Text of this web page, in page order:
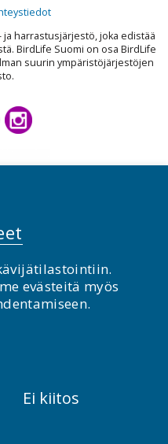
harrastusjärjestö, joka edistää
BirdLife Suomi on osa BirdLife
suurin ympäristöjärjestöjen
ry 2026
evästeitä myös
Ei kiitos